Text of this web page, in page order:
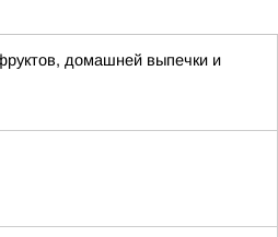
домашней выпечки и